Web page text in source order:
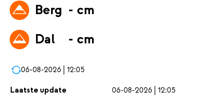
Berg - cm
Dal
- cm
06-08-2026 | 12:05
Laatste update
06-08-2026 | 12:05